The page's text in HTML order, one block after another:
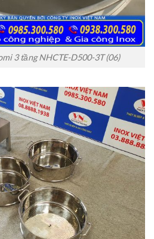
3 tầng NHCTE-D500-3T (06)